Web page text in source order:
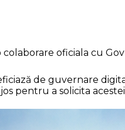
oficiala cu
de guvernare
pentru a solicita